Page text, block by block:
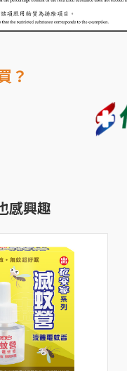
？
感興趣